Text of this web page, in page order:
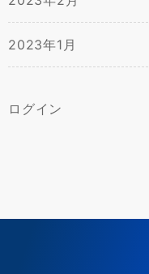
2023年1月
ログイン